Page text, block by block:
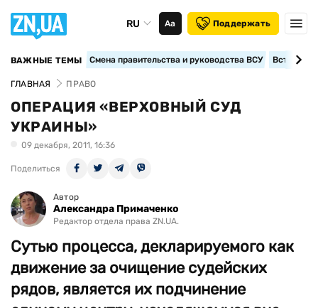
RU Аа Поддержать
ВАЖНЫЕ ТЕМЫ Смена правительства и руководства ВСУ
ГЛАВНАЯ ПРАВО
ОПЕРАЦИЯ «ВЕРХОВНЫЙ СУД
УКРАИНЫ»
09 декабря, 2011, 16:36
Поделиться
Автор
Александра Примаченко
Редактор отдела права ZN.UA.
Сутью процесса, декларируемого как
движение за очищение судейских
рядов, является их подчинение